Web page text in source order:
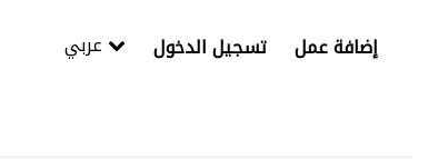
تسجيل الدخول إضافة عمل